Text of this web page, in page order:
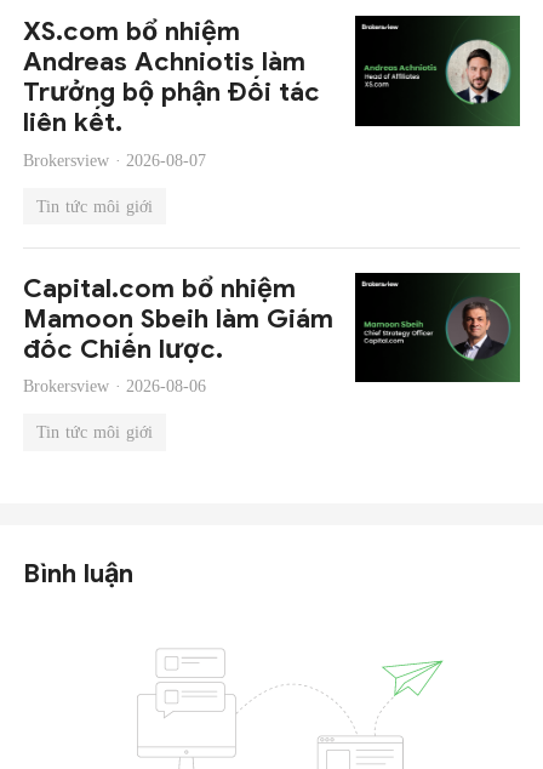
XS.com bổ nhiệm
Andreas Achniotis làm
Trưởng bộ phận Đối tác
liên kết.
Brokersview · 2026-08-07
Tin tức môi giới
Capital.com bổ nhiệm
Mamoon Sbeih làm Giám
đốc Chiến lược.
Brokersview · 2026-08-06
Tin tức môi giới
Bình luận